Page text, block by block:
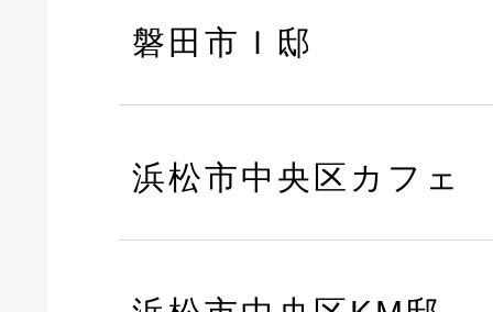
磐田市Ｉ邸
浜松市中央区カフェ